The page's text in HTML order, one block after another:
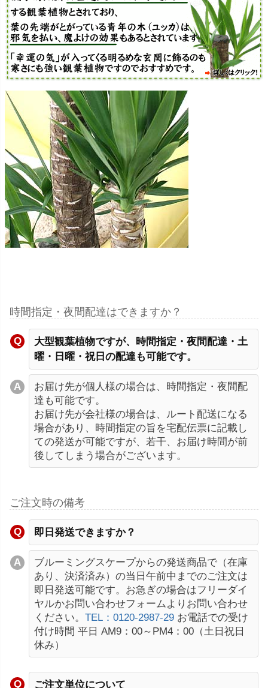
時間指定・夜間配達はできますか？
大型観葉植物ですが、時間指定・夜間配達・土
曜・日曜・祝日の配達も可能です。
お届け先が個人様の場合は、時間指定・夜間配
達も可能です。
お届け先が会社様の場合は、ルート配送になる
場合があり、時間指定の旨を宅配伝票に記載し
ての発送が可能ですが、若干、お届け時間が前
後してしまう場合がございます。
ご注文時の備考
即日発送できますか？
ブルーミングスケープからの発送商品で（在庫
あり、決済済み）の当日午前中までのご注文は
即日発送可能です。お急ぎの場合はフリーダイ
ヤルかお問い合わせフォームよりお問い合わせ
ください。 TEL：0120-2987-29 お電話での受け
付け時間 平日 AM9：00～PM4：00（土日祝日
休み）
ご注文単位について